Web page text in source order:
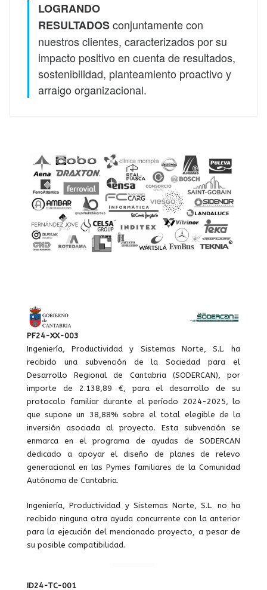
LOGRANDO
RESULTADOSconjuntamente con
nuestros clientes, caracterizados por su
impacto positivo en cuenta de resultados,
sostenibilidad, planteamiento proactivo y
arraigo organizacional.
PF24-XX-003
Ingeniería, Productividad y Sistemas Norte, S.L. ha
recibido una subvención de la Sociedad para el
Desarrollo Regional de Cantabria (SODERCAN), por
importe de 2.138,89 €, para el desarrollo de su
protocolo familiar durante el período 2024-2025, lo
que supone un 38,88% sobre el total elegible de la
inversión asociada al proyecto. Esta subvención se
enmarca en el programa de ayudas de SODERCAN
dedicado a apoyar el diseño de planes de relevo
generacional en las Pymes familiares de la Comunidad
Autónoma de Cantabria.
Ingeniería, Productividad y Sistemas Norte, S.L. no ha
recibido ninguna otra ayuda concurrente con la anterior
para la ejecución del mencionado proyecto, a pesar de
su posible compatibilidad.
ID24-TC-001